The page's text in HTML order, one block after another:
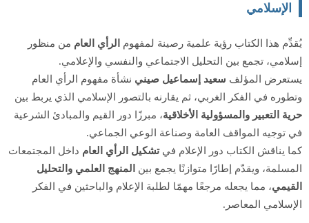
الإسلامي
يُقدِّم هذا الكتاب رؤية علمية رصينة لمفهوم الرأي العام من منظور
إسلامي، تجمع بين التحليل الاجتماعي والنفسي والإعلامي.
يستعرض المؤلف سعيد إسماعيل صيني نشأة مفهوم الرأي العام
وتطوره في الفكر الغربي، ثم يقارنه بالتصور الإسلامي الذي يربط بين
حرية التعبير والمسؤولية الأخلاقية، مبرزًا دور القيم والمبادئ الشرعية
في توجيه المواقف العامة وصناعة الوعي الجماعي.
كما يناقش الكتاب دور الإعلام فيتشكيل الرأي العام داخل المجتمعات
المسلمة، ويقدّم إطارًا متوازنًا يجمع بين
المنهج العلمي والتحليل
القيمي، مما يجعله مرجعًا مهمًا لطلبة الإعلام والباحثين في الفكر
الإسلامي المعاصر.